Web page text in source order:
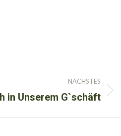
NÄCHSTES
in Unserem G`schäft